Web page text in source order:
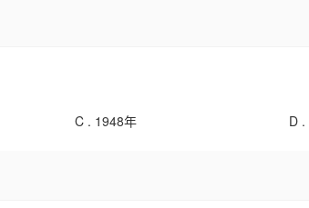
C . 1948年 D .